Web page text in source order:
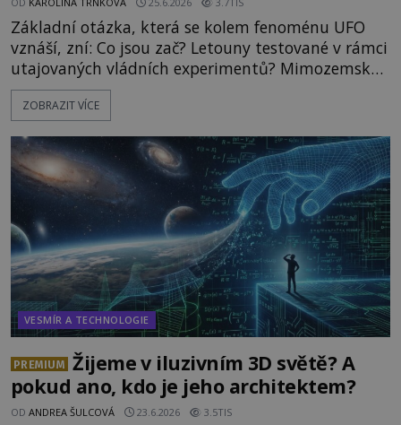
Základní otázka, která se kolem fenoménu UFO
vznáší, zní: Co jsou zač? Letouny testované v rámci
utajovaných vládních experimentů? Mimozemské
vesmírné lodě plnící na Zemi nám neznámý úkol?
Skokani mezi dimenzemi, putující po mostech
možnostech již desítky let vzrušeně diskutují
vědci, ufologo
ZOBRAZIT VÍCE
VESMÍR A TECHNOLOGIE
PREMIUM
Žijeme v iluzivním 3D světě? A
pokud ano, kdo je jeho architektem?
OD ANDREA ŠULCOVÁ 23.6.2026 3.5TIS